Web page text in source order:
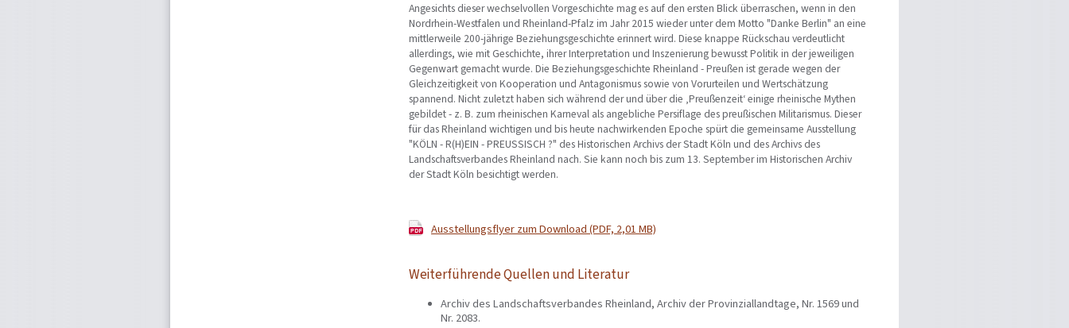
Angesichts dieser wechselvollen Vorgeschichte mag es auf den ersten Blick überraschen, wenn in den
Nordrhein-Westfalen und Rheinland-Pfalz im Jahr 2015 wieder unter dem Motto "Danke Berlin" an eine
mittlerweile 200-jährige Beziehungsgeschichte erinnert wird. Diese knappe Rückschau verdeutlicht
allerdings, wie mit Geschichte, ihrer Interpretation und Inszenierung bewusst Politik in der jeweiligen
Gegenwart gemacht wurde. Die Beziehungsgeschichte Rheinland - Preußen ist gerade wegen der
Gleichzeitigkeit von Kooperation und Antagonismus sowie von Vorurteilen und Wertschätzung
spannend. Nicht zuletzt haben sich während der und über die ‚Preußenzeit‘ einige rheinische Mythen
gebildet - z. B. zum rheinischen Karneval als angebliche Persiflage des preußischen Militarismus. Dieser
für das Rheinland wichtigen und bis heute nachwirkenden Epoche spürt die gemeinsame Ausstellung
"KÖLN - R(H)EIN - PREUSSISCH ?" des Historischen Archivs der Stadt Köln und des Archivs des
Landschaftsverbandes Rheinland nach. Sie kann noch bis zum 13. September im Historischen Archiv
der Stadt Köln besichtigt werden.
Ausstellungsflyer zum Download (PDF, 2,01 MB)
Weiterführende Quellen und Literatur
Archiv des Landschaftsverbandes Rheinland, Archiv der Provinziallandtage, Nr. 1569 und
Nr. 2083.